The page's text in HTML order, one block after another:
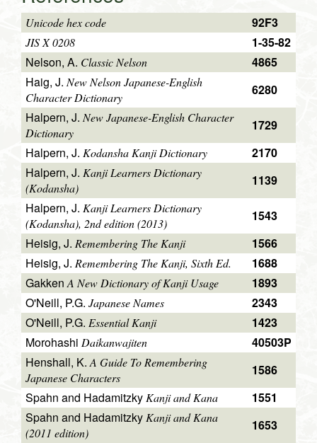
Unicode hex code 92F3
JIS X 0208
1-35-82
Nelson, A. Classic Nelson
4865
Haig, J.New Nelson Japanese-English
Character Dictionary
6280
Halpern, J. New Japanese-English Character
Dictionary
1729
Halpern, J. Kodansha Kanji Dictionary
2170
Halpern, J. Kanji Learners Dictionary
(Kodansha)
1139
Halpern, J. Kanji Learners Dictionary
(Kodansha), 2nd edition (2013)
1543
Heisig, J. Remembering The Kanji
1566
Heisig, J. Remembering The Kanji, Sixth Ed.
1688
GakkenA New Dictionary of Kanji Usage
1893
O'Neill, P.G. Japanese Names
2343
O'Neill, P.G. Essential Kanji
1423
Morohashi Daikanwajiten
40503P
Henshall, K.A Guide To Remembering
Japanese Characters
1586
Spahn and Hadamitzky Kanji and Kana
1551
Spahn and Hadamitzky Kanji and Kana
(2011 edition)
1653